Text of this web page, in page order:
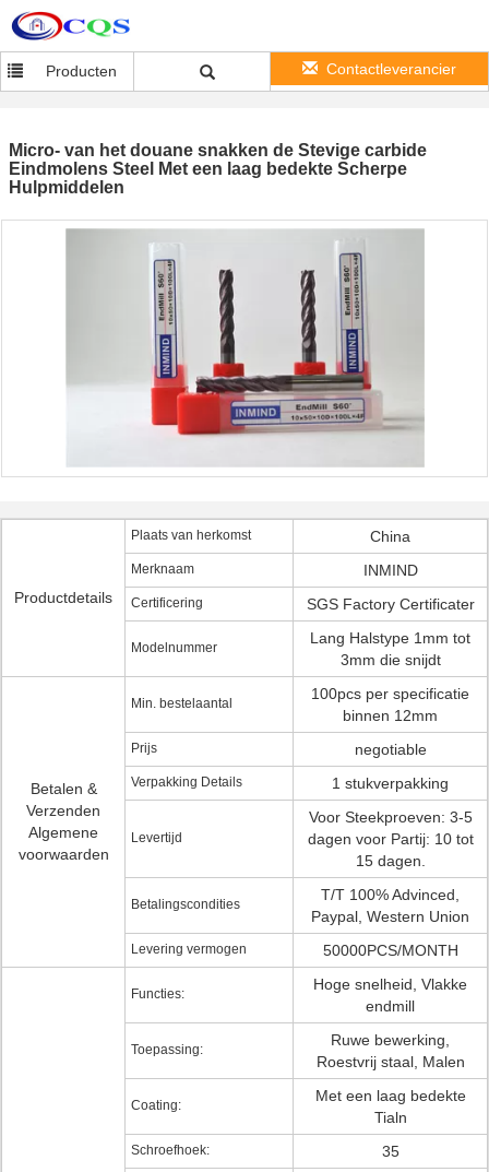
Producten Contactleverancier
Micro- van het douane snakken de Stevige carbide
Eindmolens Steel Met een laag bedekte Scherpe
Hulpmiddelen
Productdetails
Plaats van herkomst China
Merknaam INMIND
Certificering SGS Factory Certificater
Modelnummer
Lang Halstype 1mm tot
3mm die snijdt
Betalen &
Verzenden
Algemene
voorwaarden
Min. bestelaantal
100pcs per specificatie
binnen 12mm
Prijs negotiable
Verpakking Details 1 stukverpakking
Levertijd
Voor Steekproeven: 3-5
dagen voor Partij: 10 tot
15 dagen.
Betalingscondities
T/T 100% Advinced,
Paypal, Western Union
Levering vermogen 50000PCS/MONTH
Functies:
Hoge snelheid, Vlakke
endmill
Toepassing:
Ruwe bewerking,
Roestvrij staal, Malen
Coating:
Met een laag bedekte
Tialn
Schroefhoek: 35